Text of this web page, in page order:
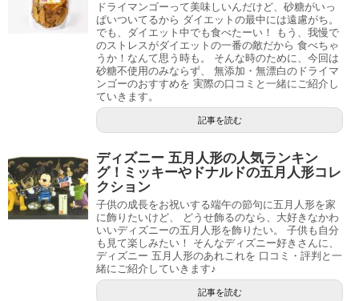
ドライマンゴーって美味しいんだけど、砂糖がいっ
ぱいついてるから ダイエットの最中には遠慮がち。
でも、ダイエット中でも食べたーい！ もう、我慢で
のストレスがダイエットの一番の敵だから 食べちゃ
うか！なんて思う時も。 そんな時のために、今回は
砂糖不使用のみならず、 無添加・無漂白のドライマ
ンゴーのおすすめを 実際の口コミと一緒にご紹介し
ていきます。
記事を読む
ディズニー 五月人形の人気ランキン
グ！ミッキーやドナルドの五月人形コレ
クション
子供の成長をお祝いする端午の節句に五月人形を家
に飾りたいけど、 どうせ飾るのなら、大好きなかわ
いいディズニーの五月人形を飾りたい。 子供も自分
も見て楽しみたい！ そんなディズニー好きさんに、
ディズニー 五月人形のあれこれを 口コミ・評判と一
緒にご紹介していきます♪
記事を読む